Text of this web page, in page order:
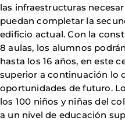
las infraestructuras
puedan completar la
edificio actual. Con la
8 aulas, los alumnos
hasta los 16 años, en este
superior a continuación lo
oportunidades de futuro.
los 100 niños y niñas del
a un nivel de educación